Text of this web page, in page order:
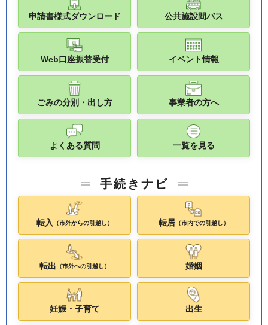
申請書様式ダウンロード 公共施設間バス
Web口座振替受付 イベント情報
ごみの分別・出し方 事業者の方へ
よくある質問 一覧を見る
手続きナビ
転入 （市外からの引越し） 転居（市内での引越し）
転出 （市外への引越し） 婚姻
妊娠・子育て 出生